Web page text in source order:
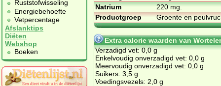
Ruststofwisseling
Energiebehoefte
Vetpercentage
Afslanktips
Diëten
Webshop
Boeken
Natrium
220 mg.
Productgroep
Groente en
Extra calorie waarden van
Verzadigd vet: 0,0 g
Enkelvoudig onverzadigd vet: 0,0 g
Meervoudig onverzadigd vet: 0,0 g
Suikers: 3,5 g
Voedingsvezels: 2,0 g